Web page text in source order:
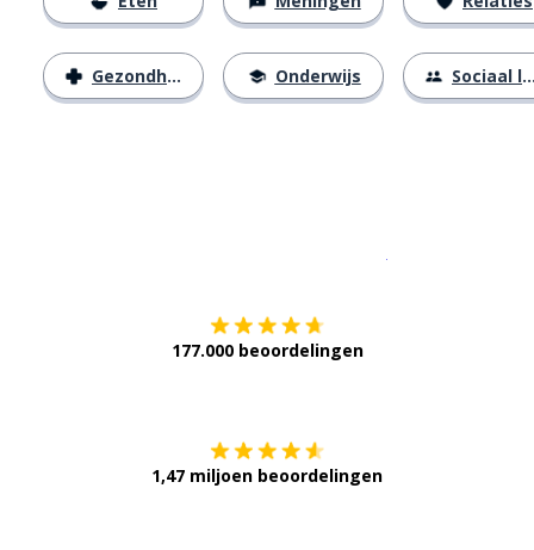
Gezondheid Onderwijs Sociaal leven
177.000 beoordelingen
1,47 miljoen beoordelingen